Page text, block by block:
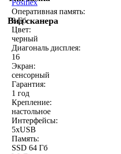
Вид сканера
Posiflex
Оперативная память:
8 Гб
Цвет:
черный
Диагональ дисплея:
16
Экран:
сенсорный
Гарантия:
1 год
Крепление:
настольное
Интерфейсы:
5хUSB
Память:
SSD 64 Гб